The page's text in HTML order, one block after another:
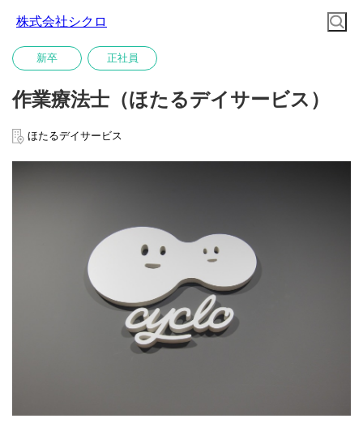
株式会社シクロ
新卒 正社員
作業療法士（ほたるデイサービス）
ほたるデイサービス